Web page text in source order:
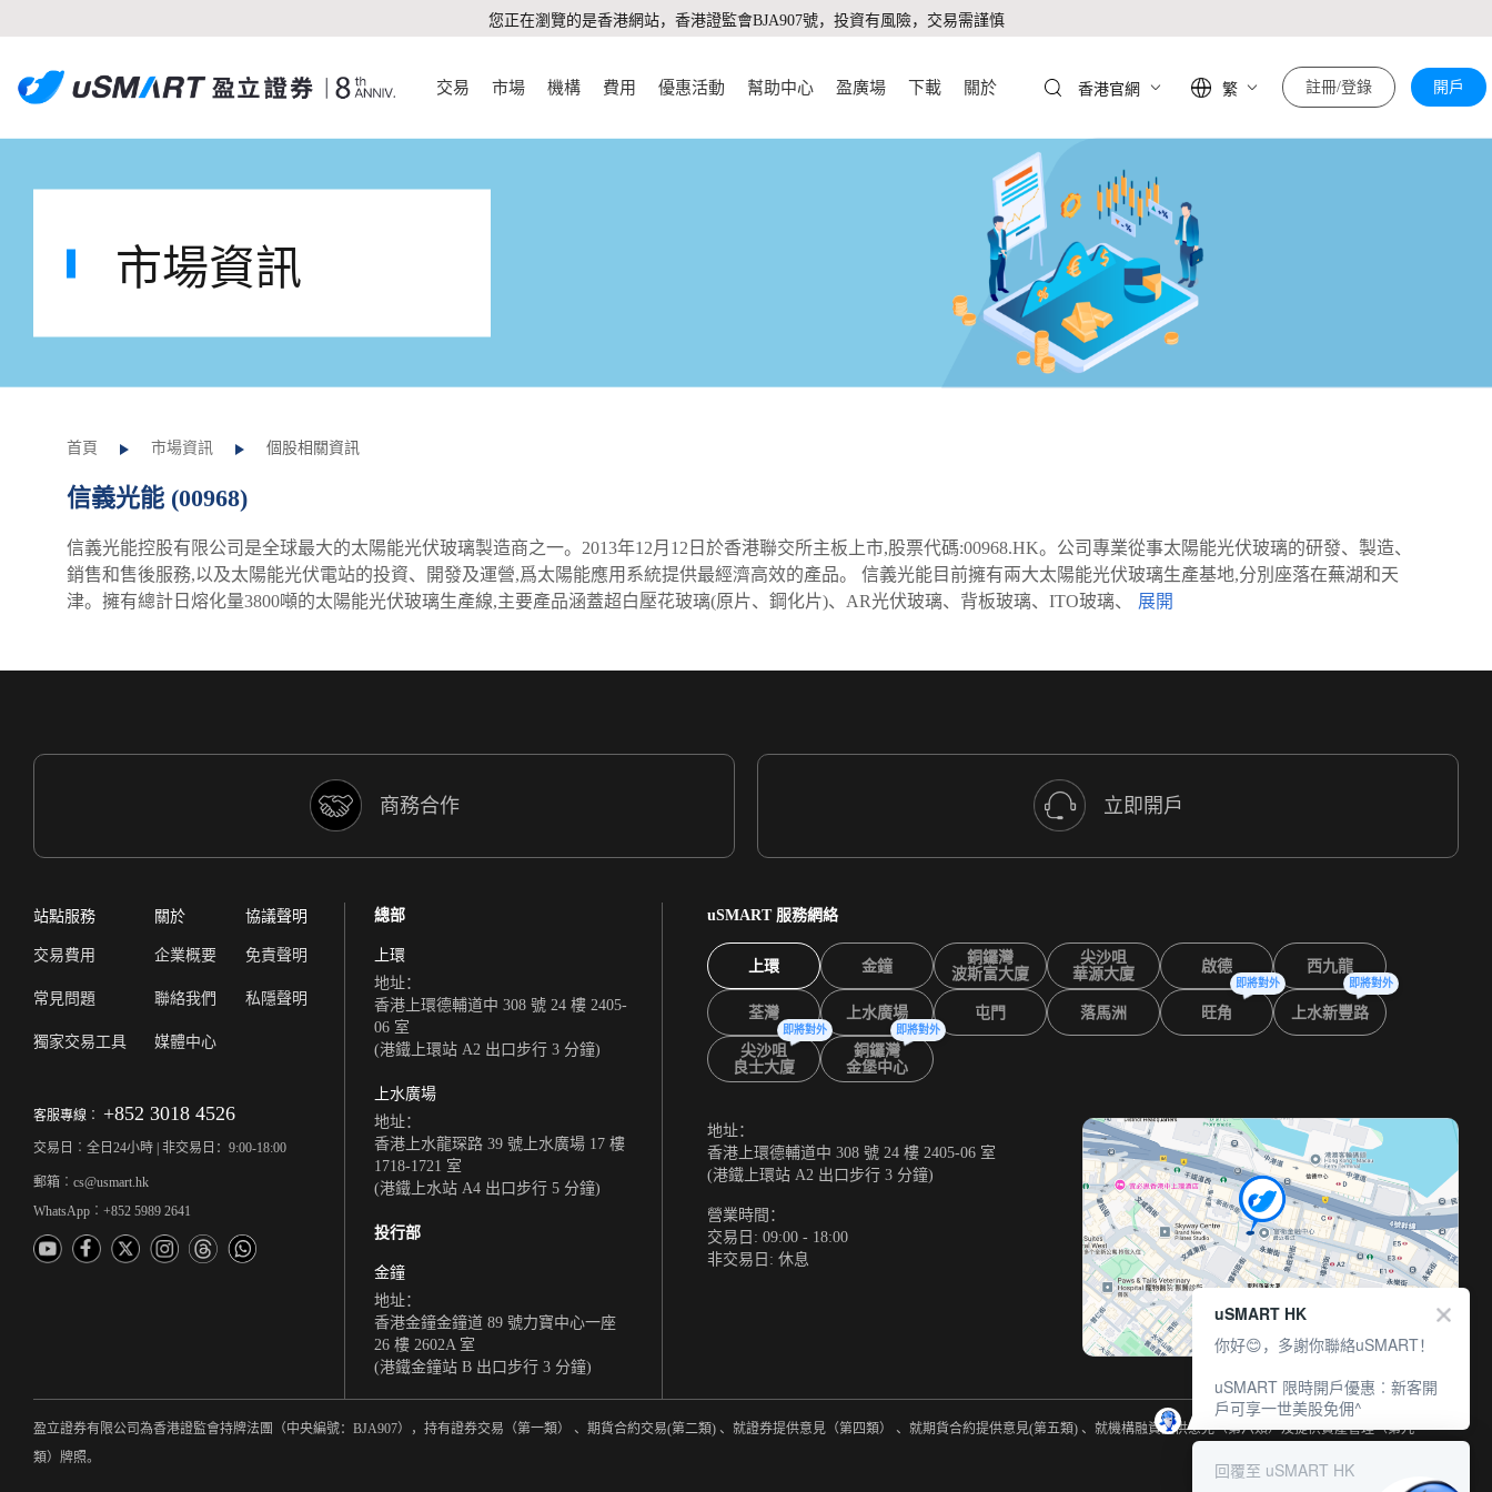
您正在瀏覽的是香港網站，香港證監會BJA907號，投資有風險，交易需謹慎
交易 市場 機構 費用 優惠活動 幫助中心 盈廣場 下載 關於 香港官網 繁 註冊/登錄 開戶
市場資訊
首頁 市場資訊 個股相關資訊
信義光能 (00968)
信義光能控股有限公司是全球最大的太陽能光伏玻璃製造商之一。2013年12月12日於香港聯交所主板上市,股票代碼:00968.HK。公司專業從事太陽能光伏玻璃的研發、製造、
銷售和售後服務,以及太陽能光伏電站的投資、開發及運營,爲太陽能應用系統提供最經濟高效的產品。 信義光能目前擁有兩大太陽能光伏玻璃生產基地,分別座落在蕪湖和天
津。擁有總計日熔化量3800噸的太陽能光伏玻璃生產線,主要產品涵蓋超白壓花玻璃(原片、鋼化片)、AR光伏玻璃、背板玻璃、ITO玻璃、
商務合作 立即開戶
站點服務
交易費用
常見問題
獨家交易工具
關於
企業概要
聯絡我們
媒體中心
協議聲明
免責聲明
私隱聲明
客服專線︰ +852 3018 4526
交易日︰全日24小時 | 非交易日：9:00-18:00
郵箱︰cs@usmart.hk
WhatsApp︰+852 5989 2641
總部
上環
地址：
香港上環德輔道中 308 號 24 樓 2405-
06 室
(港鐵上環站 A2 出口步行 3 分鐘)
上水廣場
地址：
香港上水龍琛路 39 號上水廣場 17 樓
1718-1721 室
(港鐵上水站 A4 出口步行 5 分鐘)
投行部
金鐘
地址：
香港金鐘金鐘道 89 號力寶中心一座
26 樓 2602A 室
(港鐵金鐘站 B 出口步行 3 分鐘)
uSMART 服務網絡
上環 金鐘
銅鑼灣
波斯富大廈
尖沙咀
華源大廈
啟德 西九龍
荃灣 上水廣場 屯門 落馬洲 旺角
即將對外
上水新豐路
即將對外
尖沙咀
良士大廈
即將對外
銅鑼灣
金堡中心
即將對外
地址：
香港上環德輔道中 308 號 24 樓 2405-06 室
(港鐵上環站 A2 出口步行 3 分鐘)
營業時間：
交易日: 09:00 - 18:00
非交易日: 休息
盈立證券有限公司為香港證監會持牌法團（中央編號：BJA907），持有證券交易（第一類） 、期貨合約交易(第二類) 、就證券提供意見（第四類） 、就期貨合約提供意見(第五類) 、就機構融資提供意見（第六類）及提供資產管理（第九
類）牌照。
uSMART HK
你好😊，多謝你聯絡uSMART！
uSMART 限時開戶優惠︰新客開
戶可享一世美股免佣^
回覆至 uSMART HK